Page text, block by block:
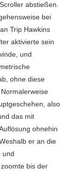
abstießen.
bei
Trip Hawkins
aktivierte sein
und
ohne diese
also
das mit
ohnehin
er an die
und
bis der